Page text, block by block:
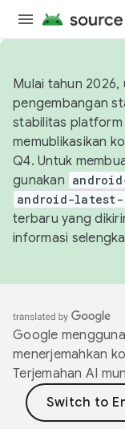
Mulai tahun 2026,
pengembangan
stabilitas platform
memublikasikan
Q4. Untuk
gunakan
android-latest-
terbaru yang
informasi
Google
menerjemahkan
Terjemahan AI